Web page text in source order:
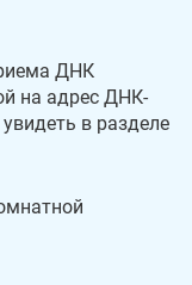
ДНК
на адрес ДНК-
в разделе